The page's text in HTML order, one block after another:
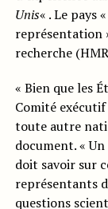
Unis« . Le pays
représentation
recherche
« Bien que les
Comité
toute autre
document. «
doit savoir sur
représentants
questions